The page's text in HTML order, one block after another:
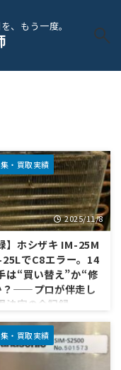
、もう一度。
・買取実績
2025/11/8
】ホシザキ IM-25M
でC8エラー。14
は“買い替え”か“修
？——プロが伴走し
決定の全記録
C8が出ました。14年
います。修理に約7万
い替えた方がいい？」
・買取実績